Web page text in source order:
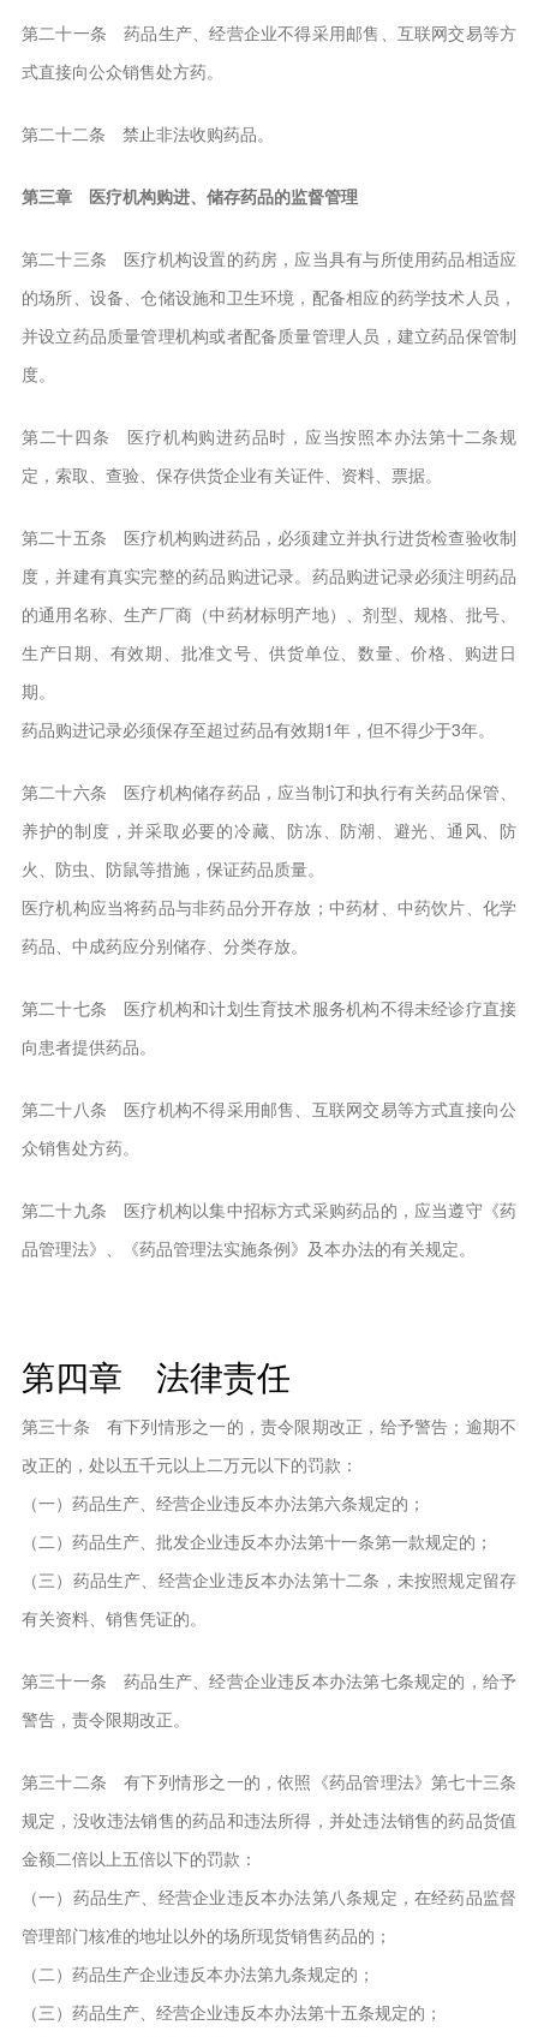
第二十一条 药品生产、经营企业不得采用邮售、互联网交易等方
式直接向公众销售处方药。
第二十二条 禁止非法收购药品。
第三章 医疗机构购进、储存药品的监督管理
第二十三条 医疗机构设置的药房，应当具有与所使用药品相适应
的场所、设备、仓储设施和卫生环境，配备相应的药学技术人员，
并设立药品质量管理机构或者配备质量管理人员，建立药品保管制
度。
第二十四条 医疗机构购进药品时，应当按照本办法第十二条规
定，索取、查验、保存供货企业有关证件、资料、票据。
第二十五条 医疗机构购进药品，必须建立并执行进货检查验收制
度，并建有真实完整的药品购进记录。药品购进记录必须注明药品
的通用名称、生产厂商（中药材标明产地）、剂型、规格、批号、
生产日期、有效期、批准文号、供货单位、数量、价格、购进日
期。
药品购进记录必须保存至超过药品有效期1年，但不得少于3年。
第二十六条 医疗机构储存药品，应当制订和执行有关药品保管、
养护的制度，并采取必要的冷藏、防冻、防潮、避光、通风、防
火、防虫、防鼠等措施，保证药品质量。
医疗机构应当将药品与非药品分开存放；中药材、中药饮片、化学
药品、中成药应分别储存、分类存放。
第二十七条 医疗机构和计划生育技术服务机构不得未经诊疗直接
向患者提供药品。
第二十八条 医疗机构不得采用邮售、互联网交易等方式直接向公
众销售处方药。
第二十九条 医疗机构以集中招标方式采购药品的，应当遵守《药
品管理法》、《药品管理法实施条例》及本办法的有关规定。
第四章 法律责任
第三十条 有下列情形之一的，责令限期改正，给予警告；逾期不
改正的，处以五千元以上二万元以下的罚款：
（一）药品生产、经营企业违反本办法第六条规定的；
（二）药品生产、批发企业违反本办法第十一条第一款规定的；
（三）药品生产、经营企业违反本办法第十二条，未按照规定留存
有关资料、销售凭证的。
第三十一条 药品生产、经营企业违反本办法第七条规定的，给予
警告，责令限期改正。
第三十二条 有下列情形之一的，依照《药品管理法》第七十三条
规定，没收违法销售的药品和违法所得，并处违法销售的药品货值
金额二倍以上五倍以下的罚款：
（一）药品生产、经营企业违反本办法第八条规定，在经药品监督
管理部门核准的地址以外的场所现货销售药品的；
（二）药品生产企业违反本办法第九条规定的；
（三）药品生产、经营企业违反本办法第十五条规定的；